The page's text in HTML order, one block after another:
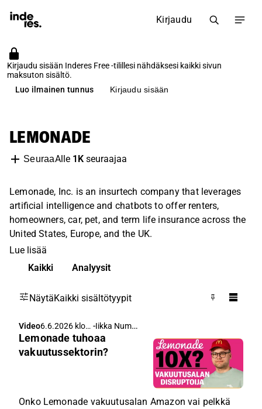
Kirjaudu
Kirjaudu sisään Inderes Free -tilillesi nähdäksesi kaikki sivun
maksuton sisältö.
Luo ilmainen tunnus
Kirjaudu sisään
LEMONADE
SeuraaAlle 1Kseuraajaa
Lemonade, Inc. is an insurtech company that leverages
artificial intelligence and chatbots to offer renters,
homeowners, car, pet, and term life insurance across the
United States, Europe, and the UK.
Lue lisää
Kaikki
Analyysit
NäytäKaikki sisältötyypit
Video6.6.2026 klo
7.00
- Iikka Numminen
Lemonade tuhoaa
vakuutussektorin?
Onko Lemonade vakuutusalan Amazon vai pelkkä